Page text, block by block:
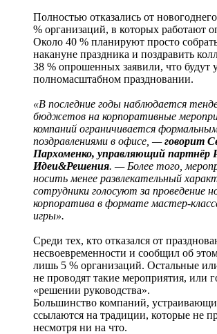
Полностью отказались от
% организаций, в которых работают
Около 40 % планируют просто
накануне праздника и поздравить
38 % опрошенных заявили, что будут
полномасштабном праздновании.
«В последние годы наблюдается
бюджетов на корпоративные
компаний ограничивается
поздравлениями в офисе, —говорит
Пархоменко, управляющий партнёр
Идеи&Решения. — Более того,
носить менее развлекательный
сотрудники голосуют за проведение
корпоратива в формате мастер-
игры».
Среди тех, кто отказался от
несвоевременности и сообщил об
лишь 5 % организаций. Остальные
не проводят такие мероприятия, или
«решении руководства».
Большинство компаний,
ссылаются на традиции, которые не
несмотря ни на что.